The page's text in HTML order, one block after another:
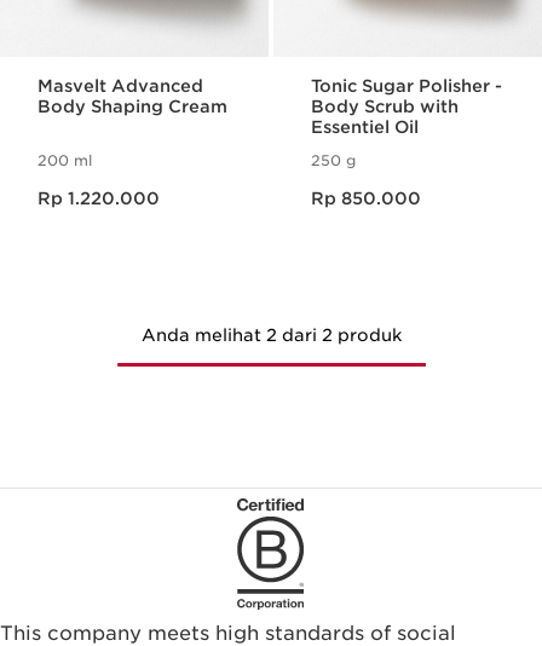
Masvelt Advanced
Body Shaping Cream
200 ml
Rp 1.220.000
Tonic Sugar Polisher -
Body Scrub with
Essentiel Oil
250 g
Rp 850.000
Anda melihat 2 dari 2 produk
This company meets high standards of social